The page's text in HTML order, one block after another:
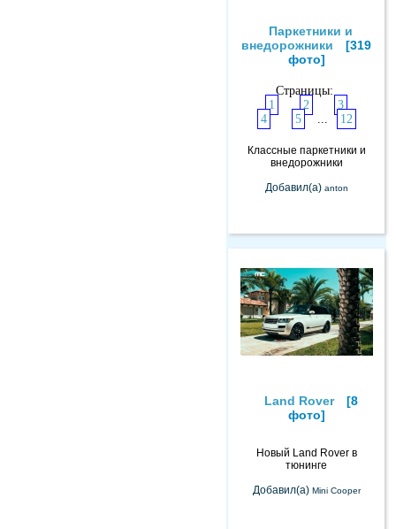
Паркетники и
внедорожники
[319
фото]
Страницы:
1
2
3
4
5 ... 12
Классные паркетники и
внедорожники
Добавил(а) anton
Land Rover
[8
фото]
Новый Land Rover в
тюнинге
Добавил(а) Mini Cooper